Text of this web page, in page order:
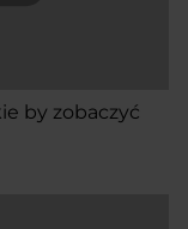
by zobaczyć